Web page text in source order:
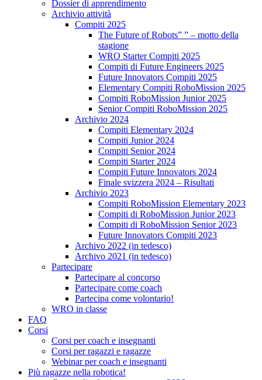
Dossier di apprendimento
Archivio attività
Compiti 2025
The Future of Robots” ” – motto della
stagione
WRO Starter Compiti 2025
Compiti di Future Engineers 2025
Future Innovators Compiti 2025
Elementary Compiti RoboMission 2025
Compiti RoboMission Junior 2025
Senior Compiti RoboMission 2025
Archivio 2024
Compiti Elementary 2024
Compiti Junior 2024
Compiti Senior 2024
Compiti Starter 2024
Compiti Future Innovators 2024
Finale svizzera 2024 – Risultati
Archivio 2023
Compiti RoboMission Elementary 2023
Compiti di RoboMission Junior 2023
Compiti di RoboMission Senior 2023
Future Innovators Compiti 2023
Archivo 2022 (in tedesco)
Archivo 2021 (in tedesco)
Partecipare
Partecipare al concorso
Partecipare come coach
Partecipa come volontario!
WRO in classe
FAQ
Corsi
Corsi per coach e insegnanti
Corsi per ragazzi e ragazze
Webinar per coach e insegnanti
Più ragazze nella robotica!